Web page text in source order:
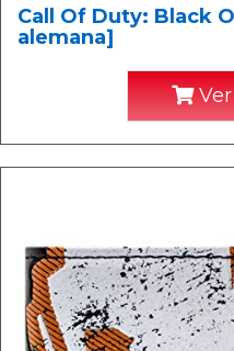
Call Of Duty: Black
alemana]
Ver